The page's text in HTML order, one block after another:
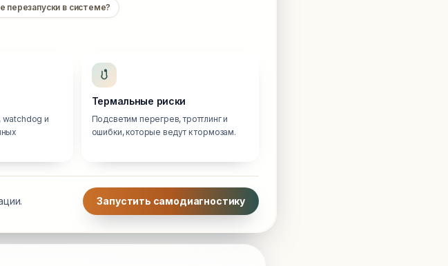
перезапуски в системе?
и
Термальные риски
Подсветим перегрев, троттлинг и
ошибки, которые ведут к тормозам.
Запустить самодиагностику